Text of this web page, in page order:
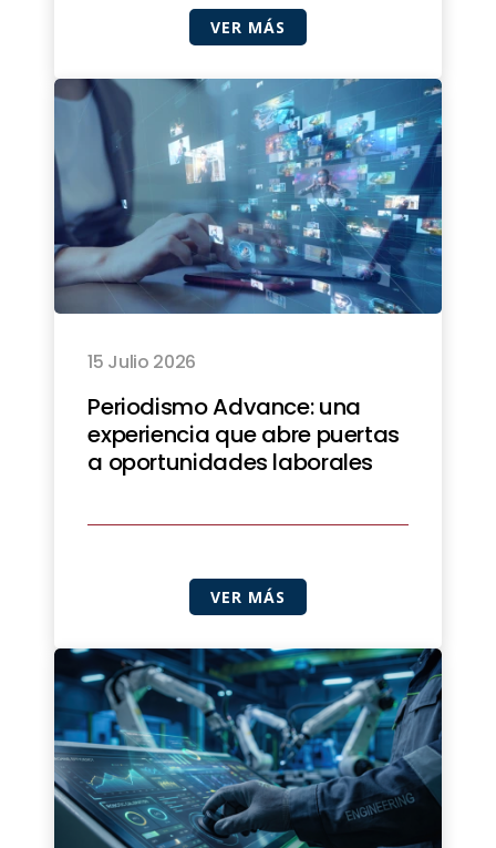
VER MÁS
15 Julio 2026
Periodismo Advance: una
experiencia que abre puertas
a oportunidades laborales
VER MÁS